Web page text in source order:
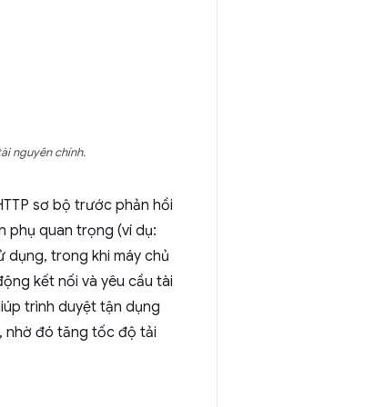
nguyên chính.
sơ bộ trước phản hồi
phụ quan trọng (ví dụ:
trong khi máy chủ
kết nối và yêu cầu tài
trình duyệt tận dụng
nhờ đó tăng tốc độ tải